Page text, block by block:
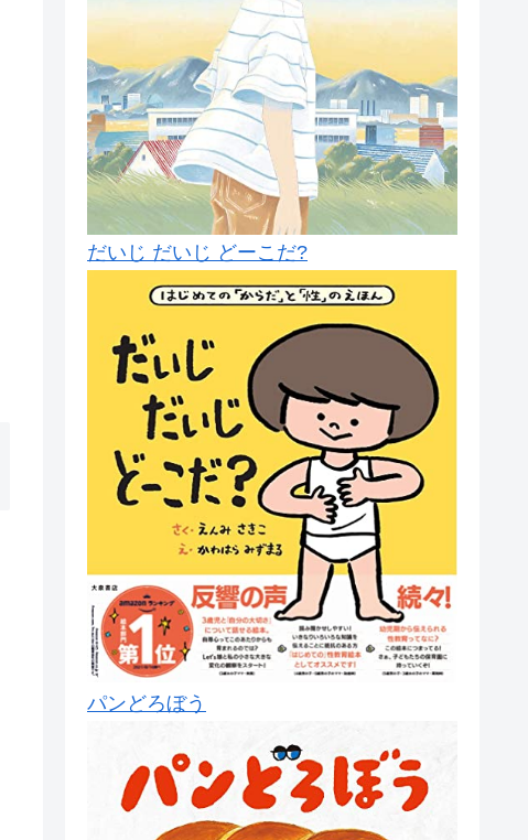
だいじ だいじ どーこだ?
パンどろぼう